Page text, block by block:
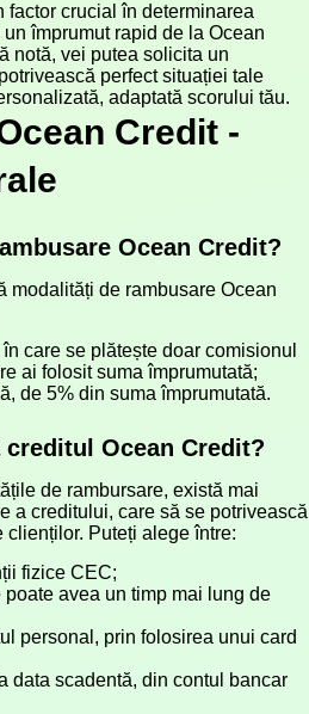
factor crucial în determinarea
împrumut rapid de la Ocean
notă, vei putea solicita un
perfect situației tale
adaptată scorului tău.
Credit -
Ocean Credit?
modalități de rambusare Ocean
care se plătește doar comisionul
ai folosit suma împrumutată;
de 5% din suma împrumutată.
Ocean Credit?
de rambursare, există mai
a creditului, care să se potrivească
Puteți alege între:
fizice CEC;
poate avea un timp mai lung de
personal, prin folosirea unui card
data scadentă, din contul bancar